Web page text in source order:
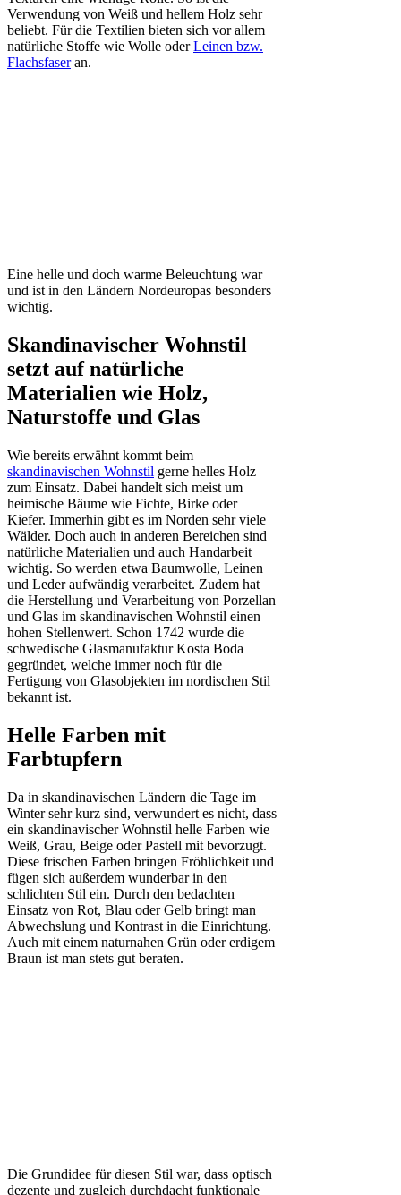
Verwendung von Weiß und hellem Holz sehr
beliebt. Für die Textilien bieten sich vor allem
natürliche Stoffe wie Wolle oderLeinen bzw.
Flachsfaseran.
Eine helle und doch warme Beleuchtung war
und ist in den Ländern Nordeuropas besonders
wichtig.
Skandinavischer Wohnstil
setzt auf natürliche
Materialien wie Holz,
Naturstoffe und Glas
Wie bereits erwähnt kommt beim
skandinavischen Wohnstil gerne helles Holz
zum Einsatz. Dabei handelt sich meist um
heimische Bäume wie Fichte, Birke oder
Kiefer. Immerhin gibt es im Norden sehr viele
Wälder. Doch auch in anderen Bereichen sind
natürliche Materialien und auch Handarbeit
wichtig. So werden etwa Baumwolle, Leinen
und Leder aufwändig verarbeitet. Zudem hat
die Herstellung und Verarbeitung von Porzellan
und Glas im skandinavischen Wohnstil einen
hohen Stellenwert. Schon 1742 wurde die
schwedische Glasmanufaktur Kosta Boda
gegründet, welche immer noch für die
Fertigung von Glasobjekten im nordischen Stil
bekannt ist.
Helle Farben mit
Farbtupfern
Da in skandinavischen Ländern die Tage im
Winter sehr kurz sind, verwundert es nicht, dass
ein skandinavischer Wohnstil helle Farben wie
Weiß, Grau, Beige oder Pastell mit bevorzugt.
Diese frischen Farben bringen Fröhlichkeit und
fügen sich außerdem wunderbar in den
schlichten Stil ein. Durch den bedachten
Einsatz von Rot, Blau oder Gelb bringt man
Abwechslung und Kontrast in die Einrichtung.
Auch mit einem naturnahen Grün oder erdigem
Braun ist man stets gut beraten.
Die Grundidee für diesen Stil war, dass optisch
dezente und zugleich durchdacht funktionale